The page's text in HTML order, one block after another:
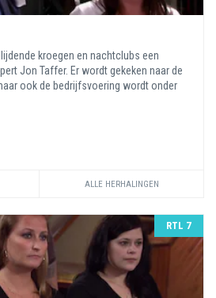
kroegen en nachtclubs een
Jon Taffer. Er wordt gekeken naar de
ook de bedrijfsvoering wordt onder
ALLE HERHALINGEN
RTL 7